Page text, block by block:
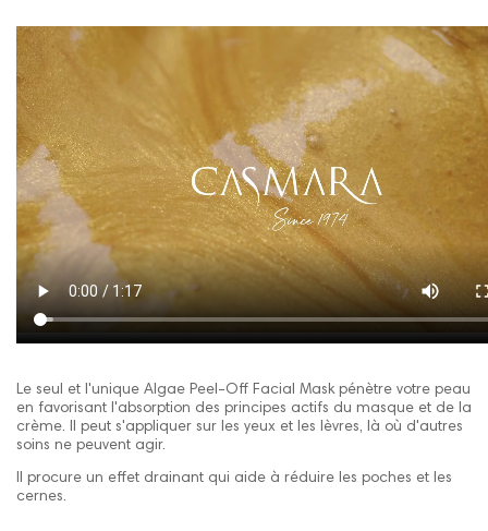
Le seul et l'unique Algae Peel-Off Facial Mask pénètre votre peau
en favorisant l'absorption des principes actifs du masque et de la
crème. Il peut s'appliquer sur les yeux et les lèvres, là où d'autres
soins ne peuvent agir.
Il procure un effet drainant qui aide à réduire les poches et les
cernes.